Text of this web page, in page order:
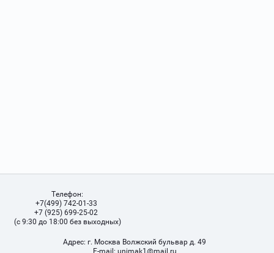
Телефон:
+7(499) 742-01-33
+7 (925) 699-25-02
(с 9:30 до 18:00 без выходных)
Адрес: г. Москва Волжский бульвар д. 49
Е-mail: unimak1@mail.ru